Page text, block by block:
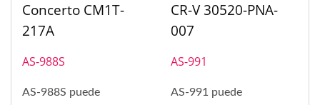
Concerto CM1T-
217A
AS-988S
AS-988S puede
CR-V 30520-PNA-
007
AS-991
AS-991 puede